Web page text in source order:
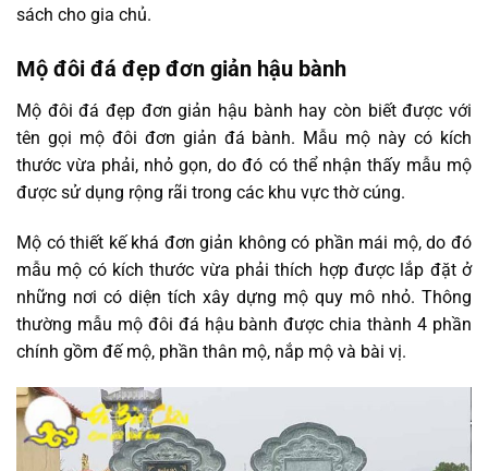
sách cho gia chủ.
Mộ đôi đá đẹp đơn giản hậu bành
Mộ đôi đá đẹp đơn giản hậu bành hay còn biết được với
tên gọi mộ đôi đơn giản đá bành. Mẫu mộ này có kích
thước vừa phải, nhỏ gọn, do đó có thể nhận thấy mẫu mộ
được sử dụng rộng rãi trong các khu vực thờ cúng.
Mộ có thiết kế khá đơn giản không có phần mái mộ, do đó
mẫu mộ có kích thước vừa phải thích hợp được lắp đặt ở
những nơi có diện tích xây dựng mộ quy mô nhỏ. Thông
thường mẫu mộ đôi đá hậu bành được chia thành 4 phần
chính gồm đế mộ, phần thân mộ, nắp mộ và bài vị.